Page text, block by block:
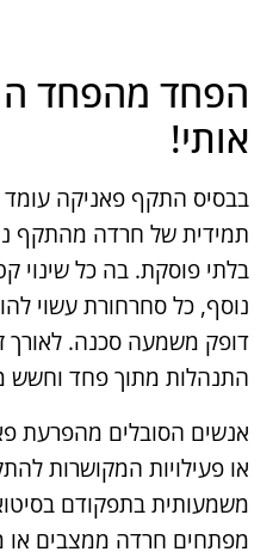
הפחד מהפחד
אותי!
בבסיס התקף פאניקה
תמידית של חרדה מהתקף
בלתי פוסקת. בה כל שינוי
נוסף, כל סחרחורת עשוי
דופק משמעה סכנה. לאורך
התנהלות מתוך פחד וחשש
אנשים הסובלים מהפרעת
או פעילויות המקושרות
משמעותית בתפקודם
מפתחים חרדה ממצבים או